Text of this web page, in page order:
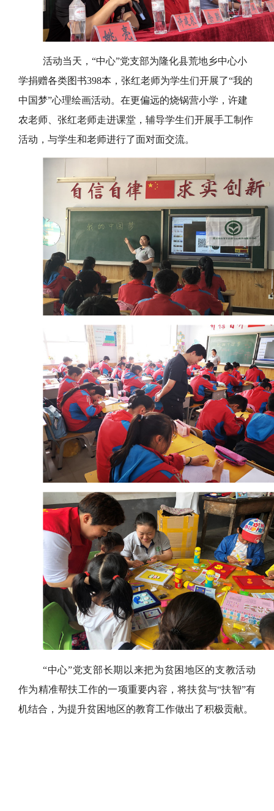
活动当天，“中心”党支部为隆化县荒地乡中心小
学捐赠各类图书398本，张红老师为学生们开展了“我的
中国梦”心理绘画活动。在更偏远的烧锅营小学，许建
农老师、张红老师走进课堂，辅导学生们开展手工制作
活动，与学生和老师进行了面对面交流。
“中心”党支部长期以来把为贫困地区的支教活动